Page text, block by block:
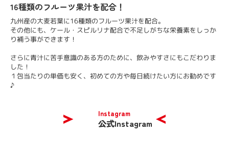
16種類のフルーツ果汁を配合！
九州産の大麦若葉に16種類のフルーツ果汁を配合。
その他にも、ケール・スピルリナ配合で不足しがちな栄養素をしっか
り補う事ができます！
さらに青汁に苦手意識のある方のために、飲みやすさにもこだわりま
した！
１包当たりの単価も安く、初めての方や毎日続けたい方にお勧めです
♪
Instagram
公式Instagram